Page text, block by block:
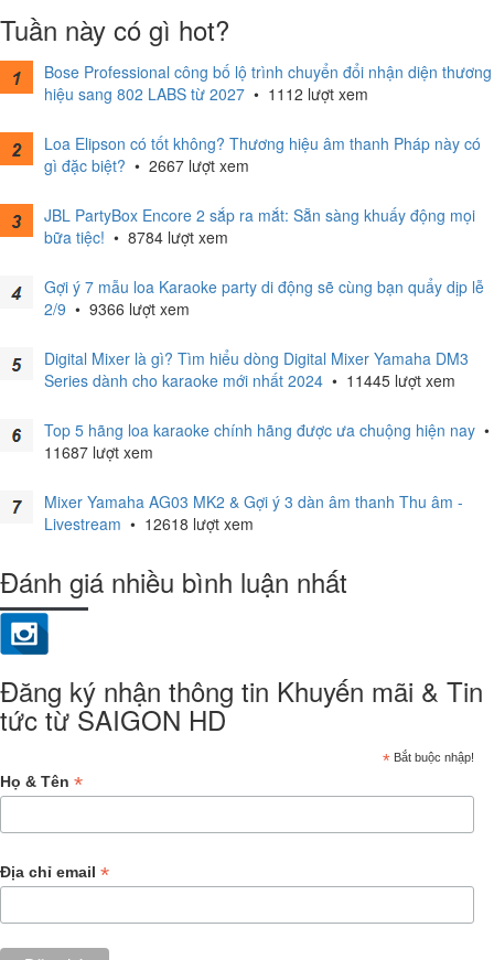
Tuần này có gì hot?
Bose Professional công bố lộ trình chuyển đổi nhận diện thương
hiệu sang 802 LABS từ 2027 • 1112 lượt xem
Loa Elipson có tốt không? Thương hiệu âm thanh Pháp này có
gì đặc biệt? • 2667 lượt xem
JBL PartyBox Encore 2 sắp ra mắt: Sẵn sàng khuấy động mọi
bữa tiệc! • 8784 lượt xem
Gợi ý 7 mẫu loa Karaoke party di động sẽ cùng bạn quẩy dịp lễ
2/9 • 9366 lượt xem
Digital Mixer là gì? Tìm hiểu dòng Digital Mixer Yamaha DM3
Series dành cho karaoke mới nhất 2024 • 11445 lượt xem
Top 5 hãng loa karaoke chính hãng được ưa chuộng hiện nay •
11687 lượt xem
Mixer Yamaha AG03 MK2 & Gợi ý 3 dàn âm thanh Thu âm -
Livestream • 12618 lượt xem
Đánh giá nhiều bình luận nhất
Đăng ký nhận thông tin Khuyến mãi & Tin
tức từ SAIGON HD
* Bắt buộc nhập!
Họ & Tên *
Địa chỉ email *